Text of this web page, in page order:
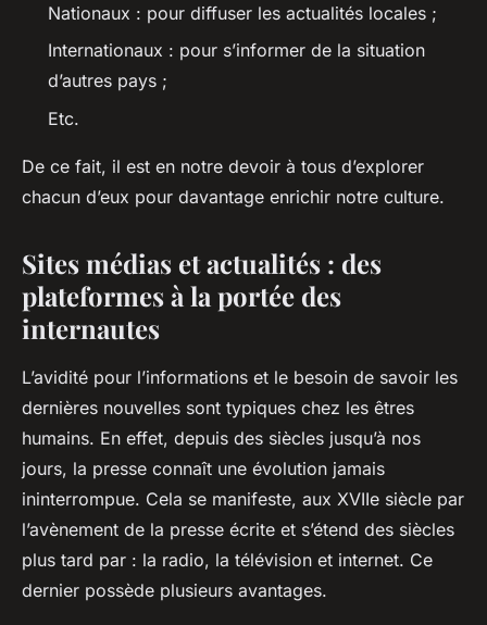
Nationaux : pour diffuser les actualités locales ;
Internationaux : pour s’informer de la situation
d’autres pays ;
Etc.
De ce fait, il est en notre devoir à tous d’explorer
chacun d’eux pour davantage enrichir notre culture.
Sites médias et actualités : des
plateformes à la portée des
internautes
L’avidité pour l’informations et le besoin de savoir les
dernières nouvelles sont typiques chez les êtres
humains. En effet, depuis des siècles jusqu’à nos
jours, la presse connaît une évolution jamais
ininterrompue. Cela se manifeste, aux XVIIe siècle par
l’avènement de la presse écrite et s’étend des siècles
plus tard par : la radio, la télévision et internet. Ce
dernier possède plusieurs avantages.